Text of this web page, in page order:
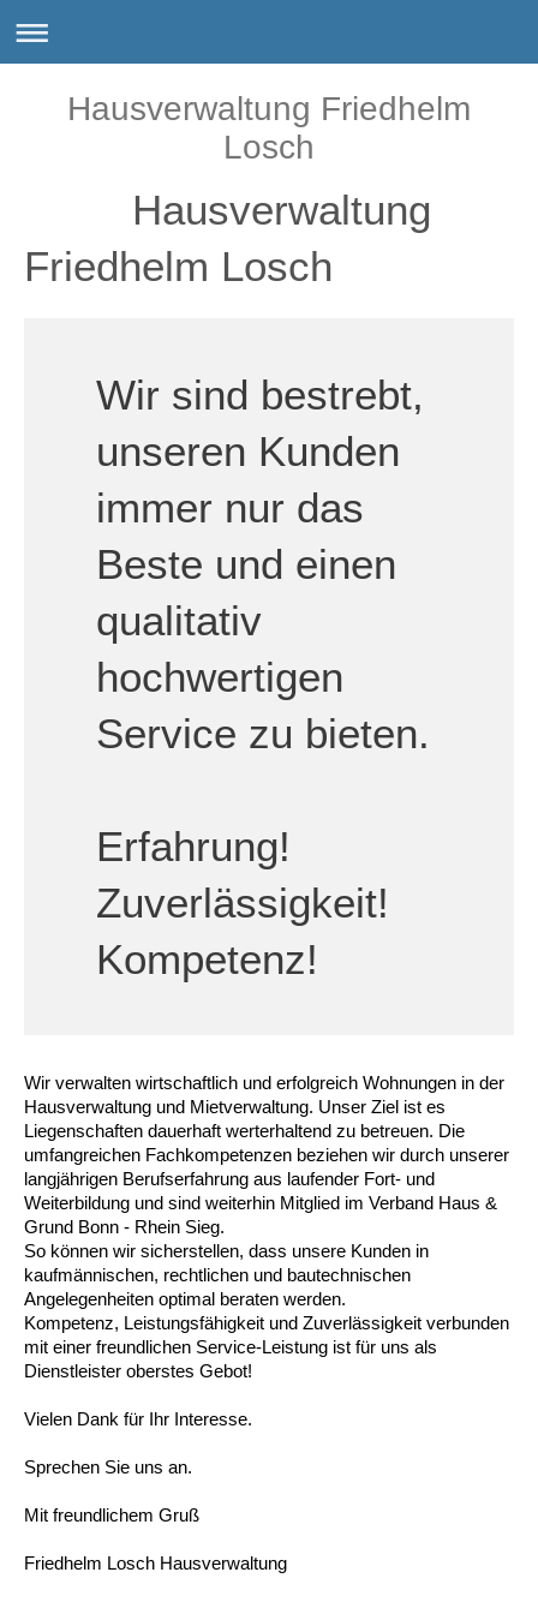
Hausverwaltung Friedhelm
Losch
Hausverwaltung
Friedhelm Losch
Wir sind bestrebt,
unseren Kunden
immer nur das
Beste und einen
qualitativ
hochwertigen
Service zu bieten.
Erfahrung!
Zuverlässigkeit!
Kompetenz!
Wir verwalten wirtschaftlich und erfolgreich Wohnungen in der
Hausverwaltung und Mietverwaltung. Unser Ziel ist es
Liegenschaften dauerhaft werterhaltend zu betreuen. Die
umfangreichen Fachkompetenzen beziehen wir durch unserer
langjährigen Berufserfahrung aus laufender Fort- und
Weiterbildung und sind weiterhin Mitglied im Verband Haus &
Grund Bonn - Rhein Sieg.
So können wir sicherstellen, dass unsere Kunden in
kaufmännischen, rechtlichen und bautechnischen
Angelegenheiten optimal beraten werden.
Kompetenz, Leistungsfähigkeit und Zuverlässigkeit verbunden
mit einer freundlichen Service-Leistung ist für uns als
Dienstleister oberstes Gebot!
Vielen Dank für Ihr Interesse.
Sprechen Sie uns an.
Mit freundlichem Gruß
Friedhelm Losch Hausverwaltung